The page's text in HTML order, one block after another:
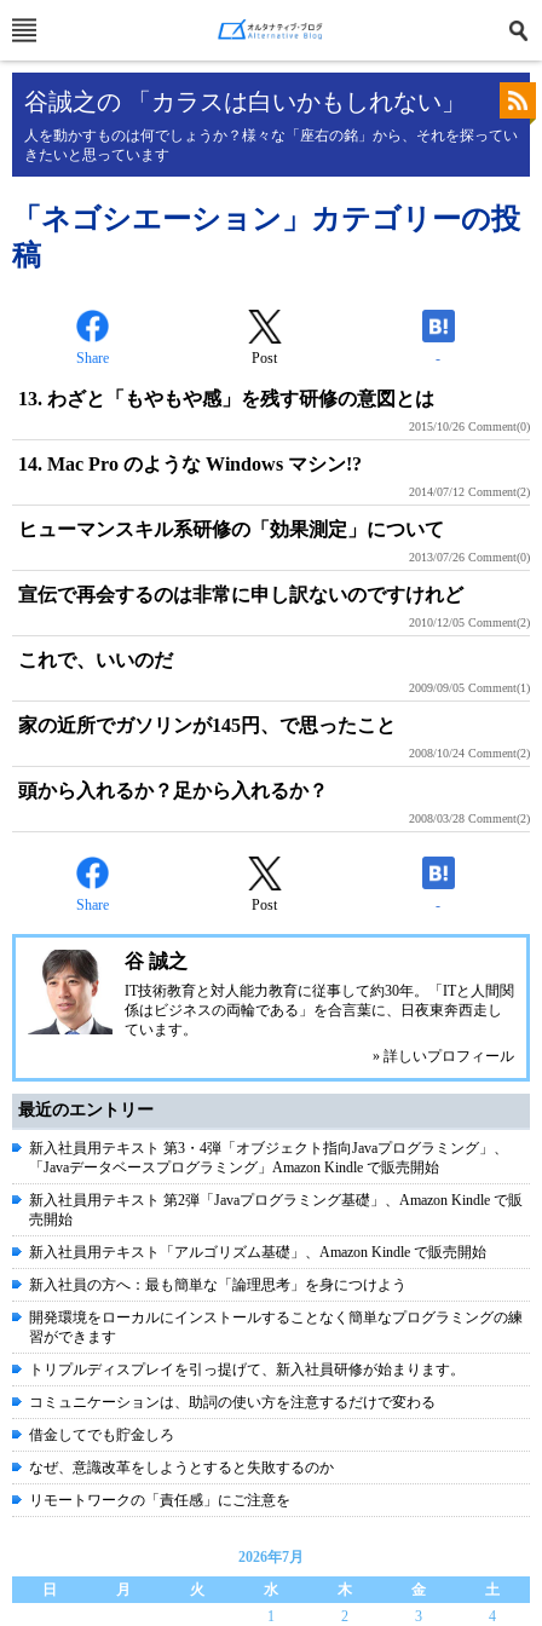
谷誠之の 「カラスは白いかもしれない」
人を動かすものは何でしょうか？様々な「座右の銘」から、それを探ってい
きたいと思っています
「ネゴシエーション」カテゴリーの投
稿
Share Post -
13. わざと「もやもや感」を残す研修の意図とは
2015/10/26 Comment(0)
14. Mac Pro のような Windows マシン!?
2014/07/12 Comment(2)
ヒューマンスキル系研修の「効果測定」について
2013/07/26 Comment(0)
宣伝で再会するのは非常に申し訳ないのですけれど
2010/12/05 Comment(2)
これで、いいのだ
2009/09/05 Comment(1)
家の近所でガソリンが145円、で思ったこと
2008/10/24 Comment(2)
頭から入れるか？足から入れるか？
2008/03/28 Comment(2)
Share Post -
谷 誠之
IT技術教育と対人能力教育に従事して約30年。「ITと人間関
係はビジネスの両輪である」を合言葉に、日夜東奔西走し
ています。
» 詳しいプロフィール
最近のエントリー
新入社員用テキスト 第3・4弾「オブジェクト指向Javaプログラミング」、
「Javaデータベースプログラミング」Amazon Kindle で販売開始
新入社員用テキスト 第2弾「Javaプログラミング基礎」、Amazon Kindle で販
売開始
新入社員用テキスト「アルゴリズム基礎」、Amazon Kindle で販売開始
新入社員の方へ：最も簡単な「論理思考」を身につけよう
開発環境をローカルにインストールすることなく簡単なプログラミングの練
習ができます
トリプルディスプレイを引っ提げて、新入社員研修が始まります。
コミュニケーションは、助詞の使い方を注意するだけで変わる
借金してでも貯金しろ
なぜ、意識改革をしようとすると失敗するのか
リモートワークの「責任感」にご注意を
2026年7月
日
月 火 水 木 金
土
1
2 3
4